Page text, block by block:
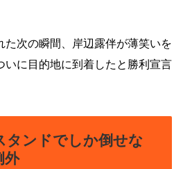
た次の瞬間、岸辺露伴が薄笑いを
いに目的地に到着したと勝利宣言
タンドでしか倒せな
外